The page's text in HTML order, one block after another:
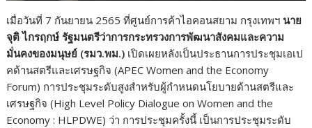
เมื่อวันที่ 7 กันยายน 2565 ที่ศูนย์การค้าไอคอนสยาม กรุงเทพฯ นาย
จุติ ไกรฤกษ์ รัฐมนตรีว่าการกระทรวงการพัฒนาสังคมและความ
มั่นคงของมนุษย์ (รมว.พม.) เปิดเผยหลังเป็นประธานการประชุมเอเป
คด้านสตรีและเศรษฐกิจ (APEC Women and the Economy
Forum) การประชุมระดับสูงสำหรับผู้กำหนดนโยบายด้านสตรีและ
เศรษฐกิจ (High Level Policy Dialogue on Women and the
Economy : HLPDWE) ว่า การประชุมครั้งนี้ เป็นการประชุมระดับ